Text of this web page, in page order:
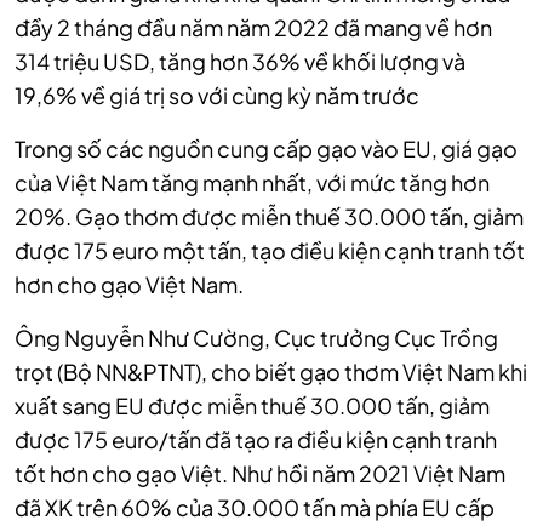
đầy 2 tháng đầu năm năm 2022 đã mang về hơn
314 triệu USD, tăng hơn 36% về khối lượng và
19,6% về giá trị so với cùng kỳ năm trước
Trong số các nguồn cung cấp gạo vào EU, giá gạo
của Việt Nam tăng mạnh nhất, với mức tăng hơn
20%. Gạo thơm được miễn thuế 30.000 tấn, giảm
được 175 euro một tấn, tạo điều kiện cạnh tranh tốt
hơn cho gạo Việt Nam.
Ông Nguyễn Như Cường, Cục trưởng Cục Trồng
trọt (Bộ NN&PTNT), cho biết gạo thơm Việt Nam khi
xuất sang EU được miễn thuế 30.000 tấn, giảm
được 175 euro/tấn đã tạo ra điều kiện cạnh tranh
tốt hơn cho gạo Việt. Như hồi năm 2021 Việt Nam
đã XK trên 60% của 30.000 tấn mà phía EU cấp